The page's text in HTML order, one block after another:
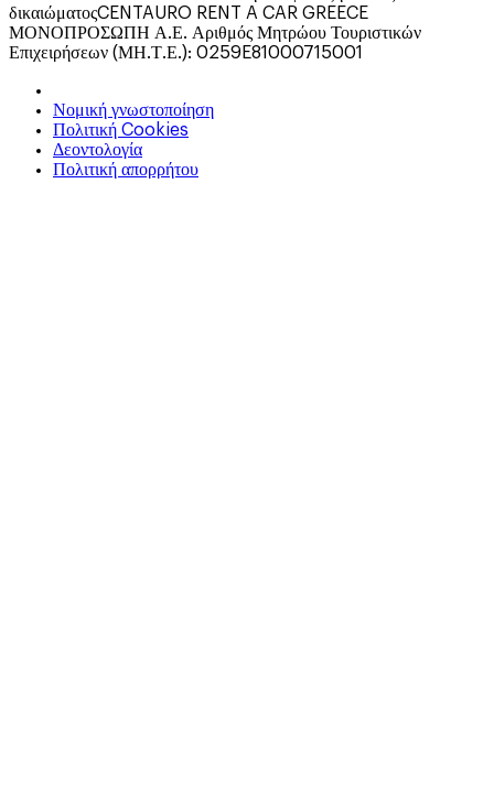
δικαιώματοςCENTAURO RENT A CAR GREECE
ΜΟΝΟΠΡΟΣΩΠΗ Α.Ε. Αριθμός Μητρώου Τουριστικών
Επιχειρήσεων (ΜΗ.Τ.Ε.): 0259E81000715001
Νομική γνωστοποίηση
Πολιτική Cookies
Δεοντολογία
Πολιτική απορρήτου